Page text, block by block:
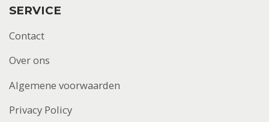
SERVICE
Contact
Over ons
Algemene voorwaarden
Privacy Policy